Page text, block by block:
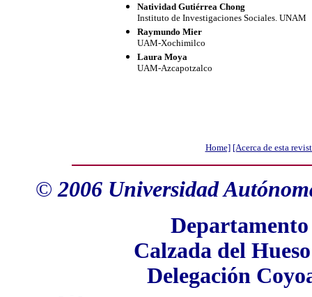
Natividad Gutiérrea Chong
Instituto de Investigaciones Sociales. UNAM
Raymundo Mier
UAM-Xochimilco
Laura Moya
UAM-Azcapotzalco
Home] [Acerca de esta
© 2006 Universidad
Calzada del
Delegación